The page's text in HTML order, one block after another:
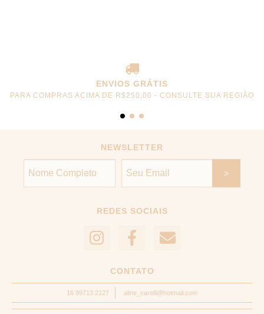
ENVIOS GRÁTIS
PARA COMPRAS ACIMA DE R$250,00 - CONSULTE SUA REGIÃO
NEWSLETTER
REDES SOCIAIS
CONTATO
16 99713 2127 aline_carelli@hotmail.com